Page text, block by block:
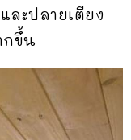
ละปลายเตียง
กขึ้น